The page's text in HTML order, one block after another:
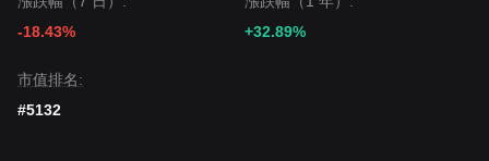
-18.43%
+32.89%
市值排名:
#5132